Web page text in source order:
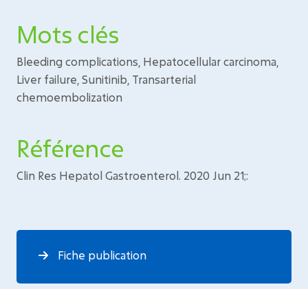
Mots clés
Bleeding complications, Hepatocellular carcinoma,
Liver failure, Sunitinib, Transarterial
chemoembolization
Référence
Clin Res Hepatol Gastroenterol. 2020 Jun 21;:
Fiche publication